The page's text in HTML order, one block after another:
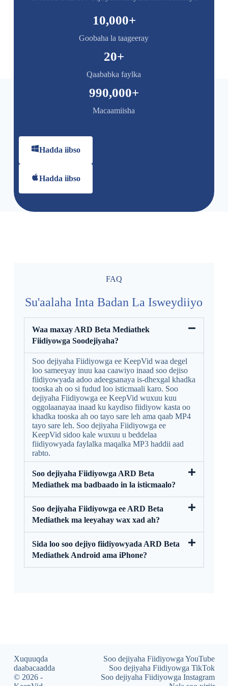
Goobaha la taageeray
10,000+
Qaababka faylka
20+
Macaamiisha
990,000+
Hadda iibso
Hadda iibso
FAQ
Su'aalaha Inta Badan La Isweydiiyo
Waa maxay ARD Beta Mediathek
Fiidiyowga Soodejiyaha?
Soo dejiyaha Fiidiyowga ee KeepVid waa degel
loo sameeyay inuu kaa caawiyo inaad soo dejiso
fiidiyowyada adoo adeegsanaya is-dhexgal khadka
tooska ah oo si fudud loo isticmaali karo. Soo
dejiyaha Fiidiyowga ee KeepVid wuxuu kuu
oggolaanayaa inaad ku kaydiso fiidiyow kasta oo
khadka tooska ah oo tayo sare leh ama qaab MP4
tayo sare leh. Soo dejiyaha Fiidiyowga ee
KeepVid sidoo kale wuxuu u beddelaa
fiidiyowyada faylalka maqalka MP3 haddii aad
rabto.
Soo dejiyaha Fiidiyowga ARD Beta
Mediathek ma badbaado in la isticmaalo?
Soo dejiyaha Fiidiyowga ee ARD Beta
Mediathek ma leeyahay wax xad ah?
Sida loo soo dejiyo fiidiyowyada ARD Beta
Mediathek Android ama iPhone?
Xuquuqda
daabacaadda
© 2026 -
Soo dejiyaha Fiidiyowga YouTube
Soo dejiyaha Fiidiyowga TikTok
Soo dejiyaha Fiidiyowga Instagram